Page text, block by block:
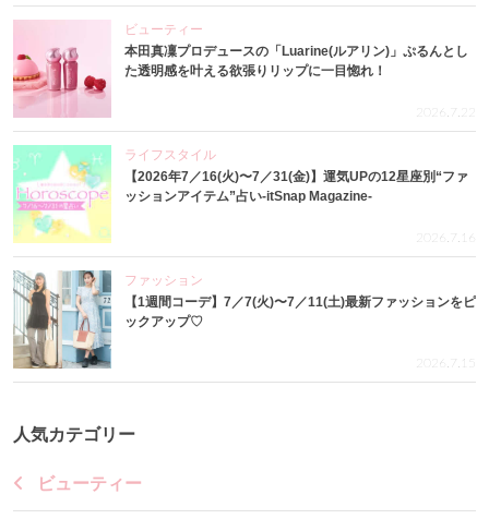
ビューティー
本田真凜プロデュースの「Luarine(ルアリン)」ぷるんとし
た透明感を叶える欲張りリップに一目惚れ！
2026.7.22
ライフスタイル
【2026年7／16(火)〜7／31(金)】運気UPの12星座別“ファ
ッションアイテム”占い-itSnap Magazine-
2026.7.16
ファッション
【1週間コーデ】7／7(火)〜7／11(土)最新ファッションをピ
ックアップ♡
2026.7.15
人気カテゴリー
ビューティー